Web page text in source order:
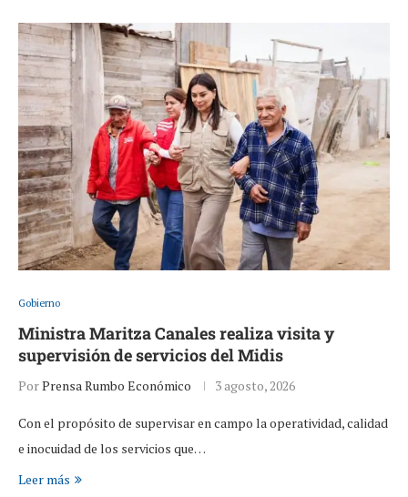
Gobierno
Ministra Maritza Canales realiza visita y
supervisión de servicios del Midis
PorPrensa Rumbo Económico 3 agosto, 2026
Con el propósito de supervisar en campo la operatividad, calidad
e inocuidad de los servicios que…
Leer más